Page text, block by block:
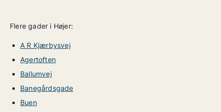
Flere gader i Højer:
A R Kjærbysvej
Agertoften
Ballumvej
Banegårdsgade
Buen